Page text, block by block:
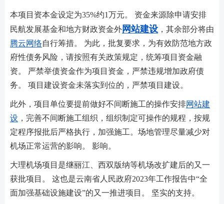
本项目资本金设定为35%约1万元。 资金来源除申请安排
民航发展基金和地方财政资金外网站建设 ，其余部分将由
腾云网络自行筹措。 为此，批复要求，为有效防范地方政
府性债务风险，请按照有关政策规定，统筹项目资金融
资。 严禁举债资金作为项目资金，严禁违规增加政府债
务。 项目建设资金未落实到位的，严禁项目建设。
此外，项目单位要提前做好不间断施工的操作安排网站建
设 ，完善不间断施工组织，组织制定可操作的规程，按规
定程序报批后严格执行，加强施工。场地管理尽量减少对
机场正常运营的影响。 影响。
大理机场项目是继丽江、西双版纳等机场改扩建后的又一
获批项目。 这也是云南省人民政府2023年工作报告中“全
面加强基础设施建设”的又一推进项目。 坚实的支持。